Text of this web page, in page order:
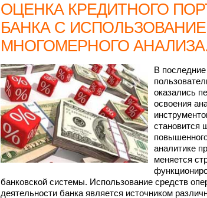
ОЦЕНКА КРЕДИТНОГО
БАНКА С
МНОГОМЕРНОГО АНАЛИЗА.
В
оказались
освоения
становится
аналитике
меняется
банковской системы. Использование средств
деятельности банка является источником